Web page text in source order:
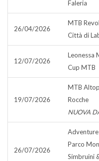
Faleria
26/04/2026
MTB
Città di
12/07/2026
Leonessa
Cup MTB
19/07/2026
MTB
Rocche
NUOVA
26/07/2026
Parco
Simbruini